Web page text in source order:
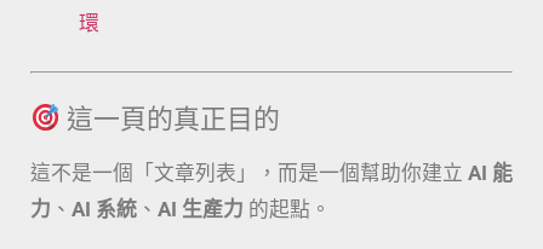
環
這一頁的真正目的
這不是一個「文章列表」，而是一個幫助你建立 AI 能
力 、 AI 系統 、 AI 生產力 的起點。